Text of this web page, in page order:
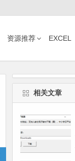
资源推荐 EXCEL
相关文章